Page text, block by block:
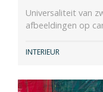
Universaliteit van
afbeeldingen op
INTERIEUR